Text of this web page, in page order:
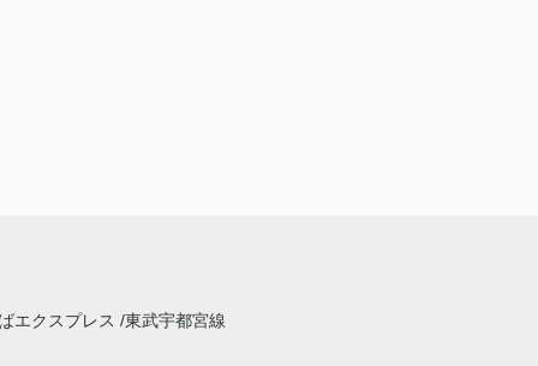
エクスプレス
東武宇都宮線